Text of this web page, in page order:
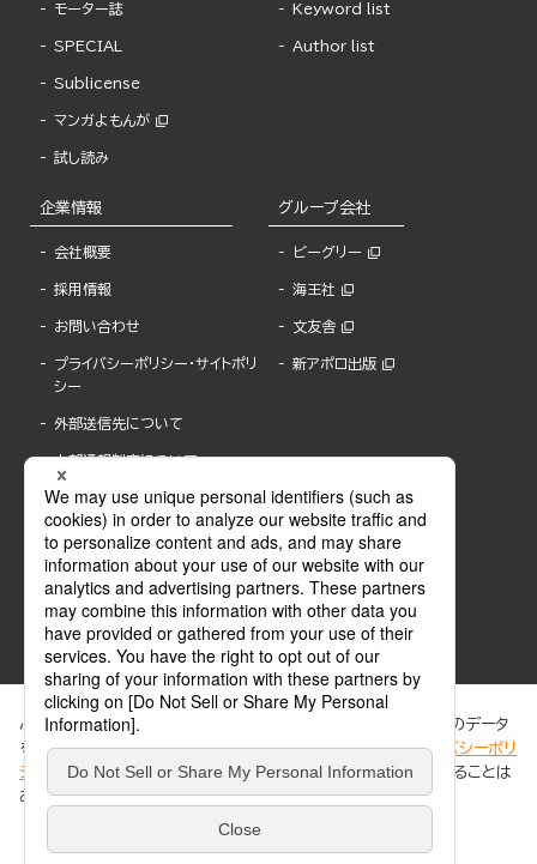
モーター誌
SPECIAL
Sublicense
マンガよもんが
試し読み
Keyword list
Author list
企業情報
会社概要
採用情報
お問い合わせ
プライバシーポリシー・サイトポリ
シー
外部送信先について
内部通報制度について
グループ会社
ビーグリー
海王社
文友舎
新アポロ出版
ABJマークは、この電子書店・電子書籍配信サービスが、著作権者からコンテンツ使用許諾を
得た正規版配信サービスであることを示す登録商標(登録番号 第6091713号)です。
ABJマークの詳細、ABJマークを掲示しているサービスの一覧はこちら。
ぶんか社が運営するサイトでは、利便性向上のためにCookie等のデータ
を使用しています。 当社のCookieについての詳細は、「プライバシーポリ
シー
」をご覧ください。当サイトでは、訪問者の個人情報を追跡することは
ありません。